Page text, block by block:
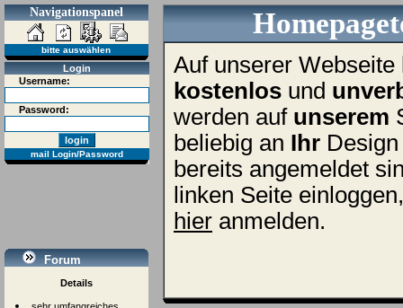
Navigationspanel
bitte auswählen
Login
Username:
Password:
mail Login/Password
Forum
Details
Auf unserer
kostenlos und
werden auf unserem
beliebig an Ihr
bereits angemeldet
linken Seite
hier anmelden.